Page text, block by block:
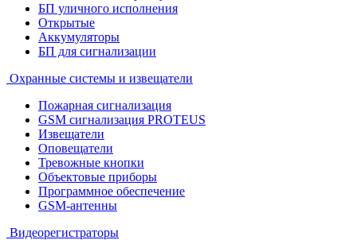
БП уличного исполнения
Открытые
Аккумуляторы
БП для сигнализации
Охранные системы и извещатели
Пожарная сигнализация
GSM сигнализация PROTEUS
Извещатели
Оповещатели
Тревожные кнопки
Объектовые приборы
Программное обеспечение
GSM-антенны
Видеорегистраторы